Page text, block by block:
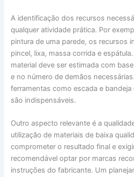
A identificação dos recursos
qualquer atividade prática. Por
pintura de uma parede, os recursos
pincel, lixa, massa corrida e
material deve ser estimada com
e no número de demãos
ferramentas como escada e
são indispensáveis.
Outro aspecto relevante é a
utilização de materiais de baixa
comprometer o resultado final e
recomendável optar por marcas
instruções do fabricante. Um